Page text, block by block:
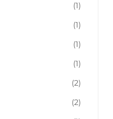
(1)
(1)
(1)
(1)
(2)
(2)